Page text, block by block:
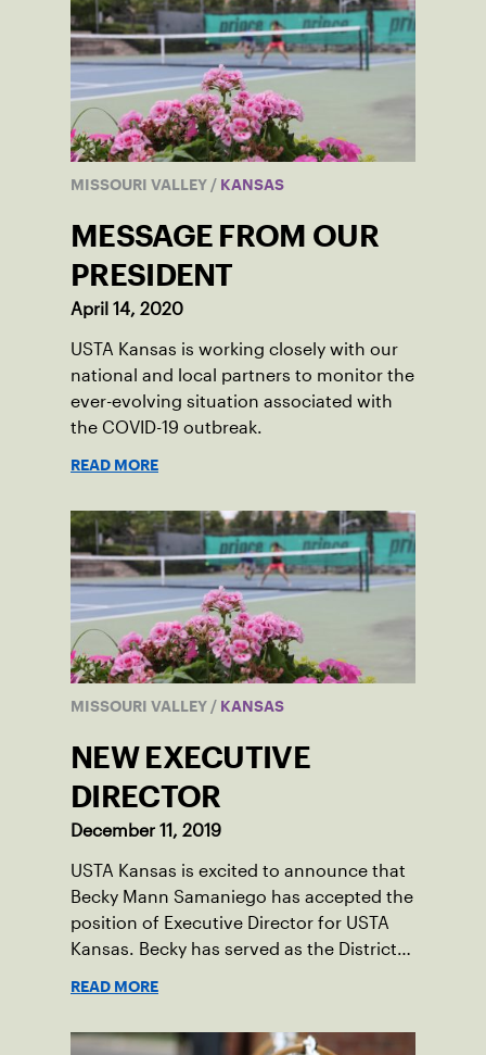
MISSOURI VALLEY / KANSAS
MESSAGE FROM OUR
PRESIDENT
April 14, 2020
USTA Kansas is working closely with our
national and local partners to monitor the
ever-evolving situation associated with
the COVID-19 outbreak.
READ MORE
MISSOURI VALLEY / KANSAS
NEW EXECUTIVE
DIRECTOR
December 11, 2019
USTA Kansas is excited to announce that
Becky Mann Samaniego has accepted the
position of Executive Director for USTA
Kansas. Becky has served as the District
READ MORE